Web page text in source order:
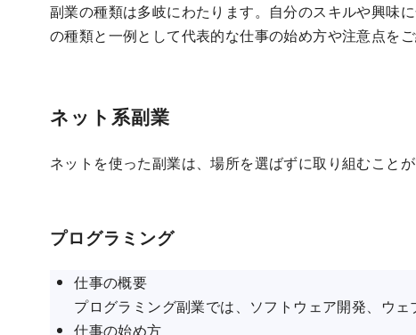
副業の種類は多岐にわたります。自分のスキルや興味
の種類と一例として代表的な仕事の始め方や注意点をご
ネット系副業
ネットを使った副業は、場所を選ばずに取り組むことが
プログラミング
仕事の概要
プログラミング副業では、ソフトウェア開発、ウェ
仕事の始め方